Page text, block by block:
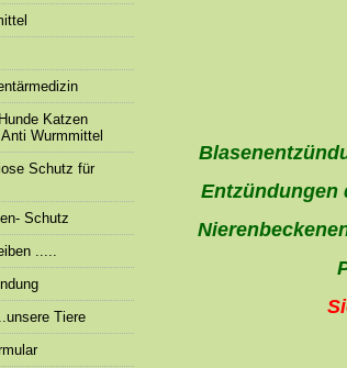
Katzen
Wurmmittel
Schutz für
Schutz
.....
Tiere
Entzündungen